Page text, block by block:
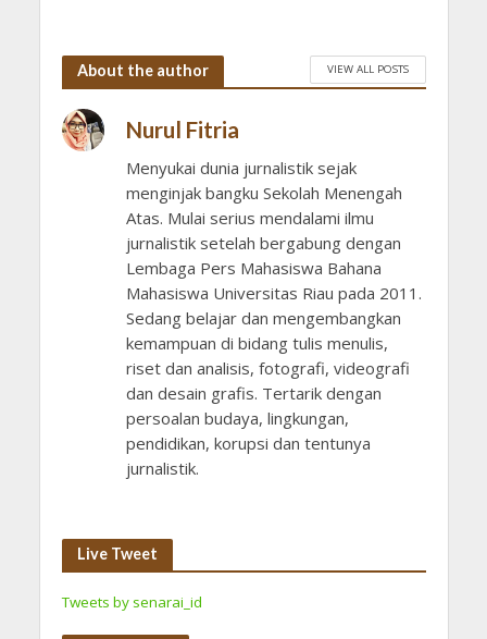
About the author VIEW ALL POSTS
Nurul Fitria
Menyukai dunia jurnalistik sejak
menginjak bangku Sekolah Menengah
Atas. Mulai serius mendalami ilmu
jurnalistik setelah bergabung dengan
Lembaga Pers Mahasiswa Bahana
Mahasiswa Universitas Riau pada 2011.
Sedang belajar dan mengembangkan
kemampuan di bidang tulis menulis,
riset dan analisis, fotografi, videografi
dan desain grafis. Tertarik dengan
persoalan budaya, lingkungan,
pendidikan, korupsi dan tentunya
jurnalistik.
Live Tweet
Tweets by senarai_id